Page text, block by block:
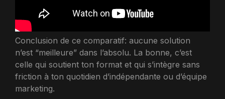
Conclusion de ce comparatif: aucune solution
n’est “meilleure” dans l’absolu. La bonne, c’est
celle qui soutient ton format et qui s’intègre sans
friction à ton quotidien d’indépendante ou d’équipe
marketing.